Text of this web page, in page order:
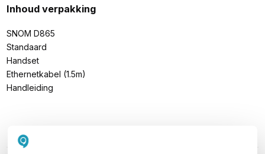
Inhoud verpakking
SNOM D865
Standaard
Handset
Ethernetkabel (1.5m)
Handleiding
PRODUCT DETAILS